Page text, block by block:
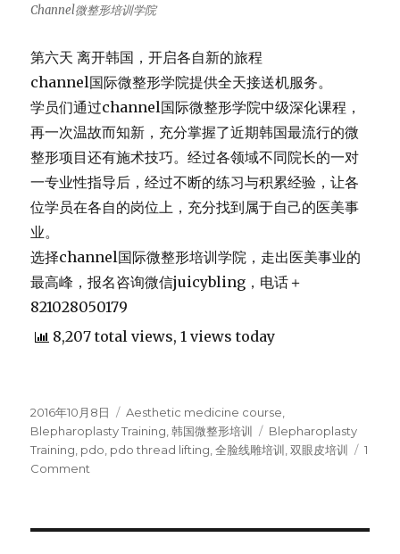
Channel微整形培训学院
第六天 离开韩国，开启各自新的旅程
channel国际微整形学院提供全天接送机服务。
学员们通过channel国际微整形学院中级深化课程，
再一次温故而知新， 充分掌握了近期韩国最流行的微
整形项目还有施术技巧。经过各领域不同院长的一对
一专业性指导后，经过不断的练习与积累经验，让各
位学员在各自的岗位上， 充分找到属于自己的医美事
业。
选择channel国际微整形培训学院，走出医美事业的
最高峰，报名咨询微信juicybling，电话＋
821028050179
8,207 total views, 1 views today
Posted
on
2016年10月8日 Categories
Aesthetic medicine course
Blepharoplasty Training ,韩国微整形培训 Tags
Blepharoplasty
Training pdo pdo thread lifting ,全脸线雕培训 ,双眼皮培训
1
Comment